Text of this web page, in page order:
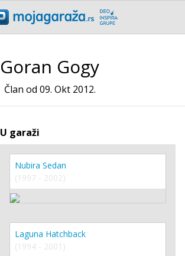
Goran Gogy
Član od 09. Okt 2012.
U garaži
Nubira Sedan
(1997 - 2002)
Laguna Hatchback
(1994 - 2001)